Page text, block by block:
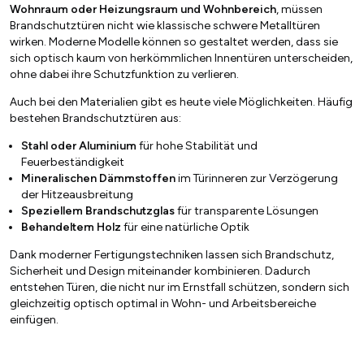
Wohnraum oder Heizungsraum und Wohnbereich, müssen
Brandschutztüren nicht wie klassische schwere Metalltüren
wirken. Moderne Modelle können so gestaltet werden, dass sie
sich optisch kaum von herkömmlichen Innentüren unterscheiden,
ohne dabei ihre Schutzfunktion zu verlieren.
Auch bei den Materialien gibt es heute viele Möglichkeiten. Häufig
bestehen Brandschutztüren aus:
Stahl oder Aluminium für hohe Stabilität und
Feuerbeständigkeit
Mineralischen Dämmstoffenim Türinneren zur Verzögerung
der Hitzeausbreitung
Speziellem Brandschutzglasfür transparente Lösungen
Behandeltem Holz für eine natürliche Optik
Dank moderner Fertigungstechniken lassen sich Brandschutz,
Sicherheit und Design miteinander kombinieren. Dadurch
entstehen Türen, die nicht nur im Ernstfall schützen, sondern sich
gleichzeitig optisch optimal in Wohn- und Arbeitsbereiche
einfügen.